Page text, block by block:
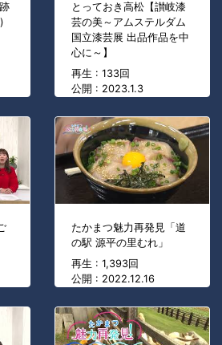
とっておき高松【讃岐漆
芸の美～アムステルダム
国立漆芸展 出品作品を中
心に～】
再生 : 133回
公開 : 2023.1.3
たかまつ魅力再発見「道
の駅 源平の里むれ」
再生 : 1,393回
公開 : 2022.12.16